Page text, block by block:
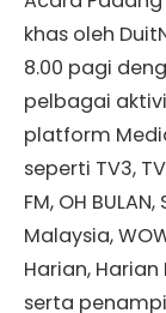
khas oleh
8.00 pagi
pelbagai
platform
seperti TV3,
FM, OH
Malaysia,
Harian,
serta